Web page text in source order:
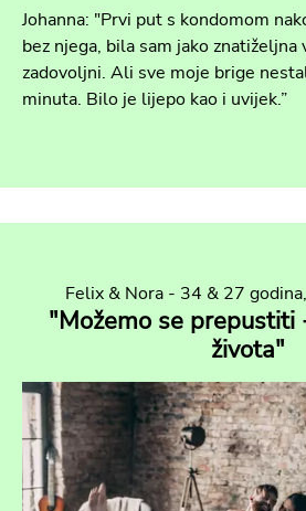
Johanna: "Prvi put s kondomom
bez njega, bila sam jako
zadovoljni. Ali sve moje brige
minuta. Bilo je lijepo kao i uvijek.”
Felix & Nora - 34 & 27
"Možemo se prepustiti
života"